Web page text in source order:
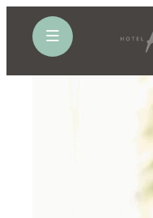
öffne Navigation